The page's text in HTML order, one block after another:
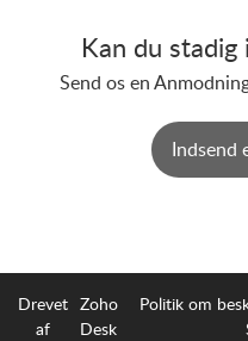
Kan du
Send os en
Indsend
Drevet
af
Zoho
Desk
Politik om